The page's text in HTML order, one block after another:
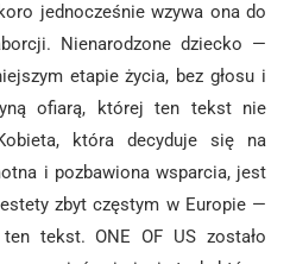
jednocześnie wzywa ona do
Nienarodzone dziecko —
etapie życia, bez głosu i
ofiarą, której ten tekst nie
która decyduje się na
i pozbawiona wsparcia, jest
zbyt częstym w Europie —
tekst. ONE OF US zostało